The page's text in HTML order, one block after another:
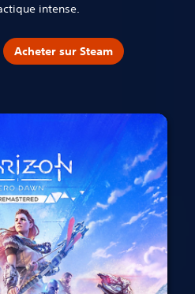
intense.
Acheter sur Steam